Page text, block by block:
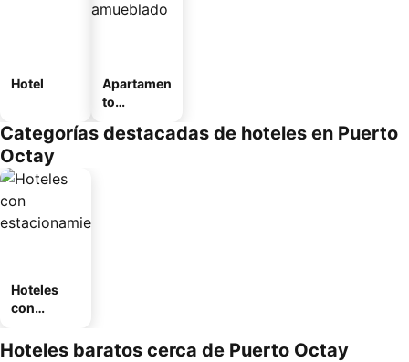
Hotel
Apartamen
to
o
Categorías destacadas de hoteles en Puerto
Octay
Hoteles
con
miento
Hoteles baratos cerca de Puerto Octay